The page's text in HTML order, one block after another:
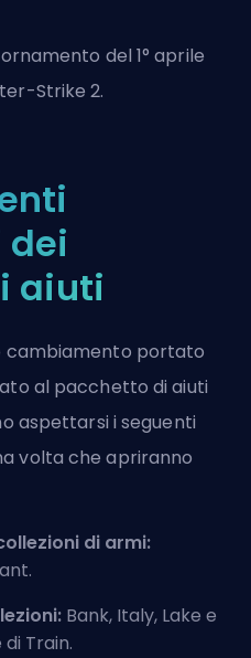
del 1° aprile
Strike 2.
aiuti
cambiamento portato
al pacchetto di aiuti
aspettarsi i seguenti
volta che apriranno
di armi:
Bank, Italy, Lake e
Train.